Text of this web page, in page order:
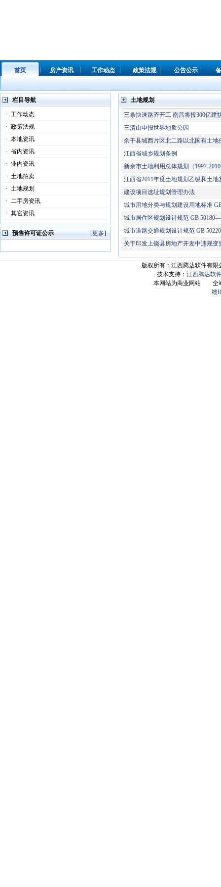
首页 房产资讯 工作动态 政策法规 公告公示
栏目导航
· 工作动态
· 政策法规
· 本地资讯
· 省内资讯
· 业内资讯
· 土地拍卖
· 土地规划
· 二手房资讯
· 其它资讯
预售许可证公示 [更多]
土地规划
三条快速路齐开工 南昌将投300亿建
三清山申报世界地质公园
余干县城西片区北二路以北国有土地
江西省城乡规划条例
新余市土地利用总体规划（1997-
江西省2011年度土地规划乙级和土
建设项目选址规划管理办法
城市用地分类与规划建设用地标准
城市居住区规划设计规范 GB
城市道路交通规划设计规范 GB
关于印发上饶县房地产开发中违规
版权所有：江西腾达软件有限
技术支持： 江西腾达软
本网站为商业网站 全
赣